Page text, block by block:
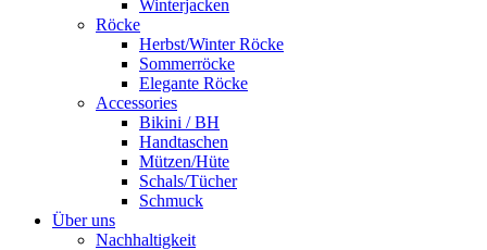
Winterjacken
Röcke
Herbst/Winter Röcke
Sommerröcke
Elegante Röcke
Accessories
Bikini / BH
Handtaschen
Mützen/Hüte
Schals/Tücher
Schmuck
Über uns
Nachhaltigkeit